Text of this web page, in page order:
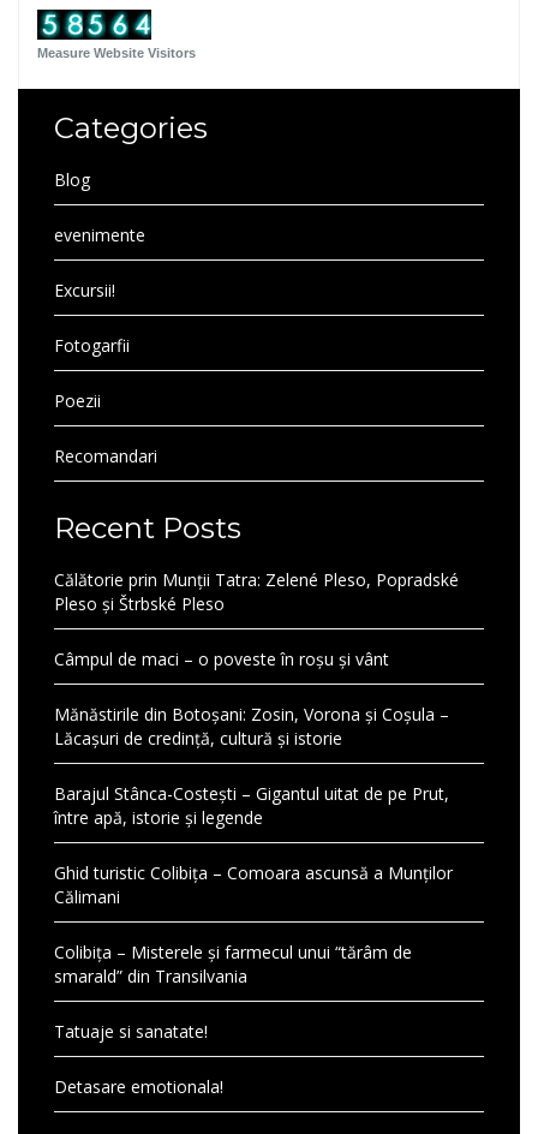
Measure Website Visitors
Categories
Blog
evenimente
Excursii!
Fotogarfii
Poezii
Recomandari
Recent Posts
Călătorie prin Munții Tatra: Zelené Pleso, Popradské
Pleso și Štrbské Pleso
Câmpul de maci – o poveste în roșu și vânt
Mănăstirile din Botoșani: Zosin, Vorona și Coșula –
Lăcașuri de credință, cultură și istorie
Barajul Stânca-Costești – Gigantul uitat de pe Prut,
între apă, istorie și legende
Ghid turistic Colibița – Comoara ascunsă a Munților
Călimani
Colibița – Misterele și farmecul unui “tărâm de
smarald” din Transilvania
Tatuaje si sanatate!
Detasare emotionala!